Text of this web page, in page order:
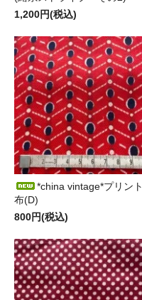
1,200円(税込)
*china vintage*プリント
布(D)
800円(税込)